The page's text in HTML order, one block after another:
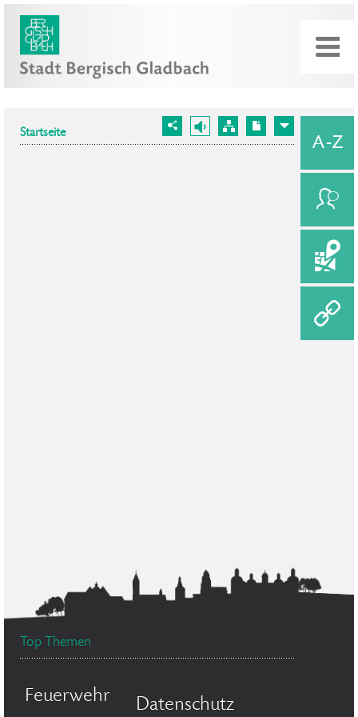
Startseite
Top Themen
Feuerwehr Datenschutz